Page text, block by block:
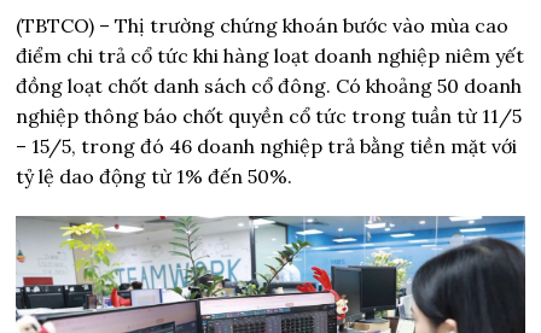
(TBTCO) –Thị trường chứng khoán bước vào mùa cao
điểm chi trả cổ tức khi hàng loạt doanh nghiệp niêm yết
đồng loạt chốt danh sách cổ đông. Có khoảng 50 doanh
nghiệp thông báo chốt quyền cổ tức trong tuần từ 11/5
– 15/5, trong đó 46 doanh nghiệp trả bằng tiền mặt với
tỷ lệ dao động từ 1% đến 50%.